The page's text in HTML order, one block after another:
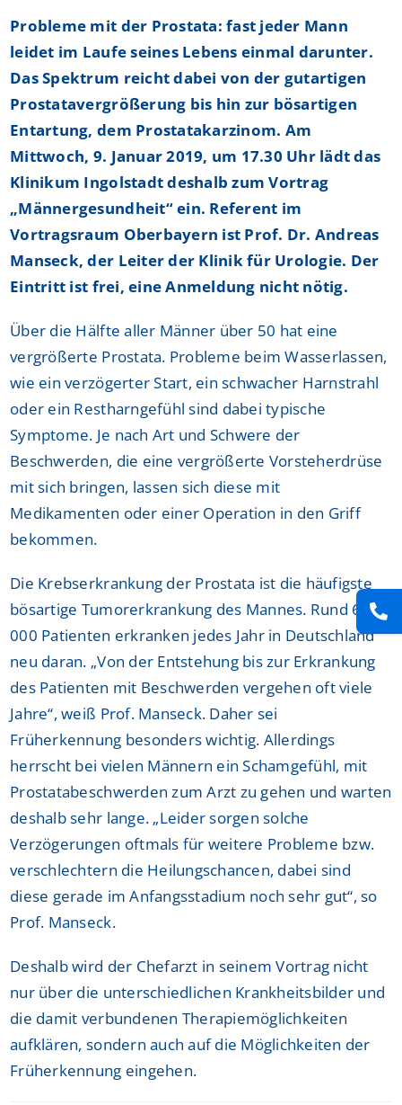
Probleme mit der Prostata: fast jeder Mann
leidet im Laufe seines Lebens einmal darunter.
Das Spektrum reicht dabei von der gutartigen
Prostatavergrößerung bis hin zur bösartigen
Entartung, dem Prostatakarzinom. Am
Mittwoch, 9. Januar 2019, um 17.30 Uhr lädt das
Klinikum Ingolstadt deshalb zum Vortrag
„Männergesundheit“ ein. Referent im
Vortragsraum Oberbayern ist Prof. Dr. Andreas
Manseck, der Leiter der Klinik für Urologie. Der
Eintritt ist frei, eine Anmeldung nicht nötig.
Über die Hälfte aller Männer über 50 hat eine
vergrößerte Prostata. Probleme beim Wasserlassen,
wie ein verzögerter Start, ein schwacher Harnstrahl
oder ein Restharngefühl sind dabei typische
Symptome. Je nach Art und Schwere der
Beschwerden, die eine vergrößerte Vorsteherdrüse
mit sich bringen, lassen sich diese mit
Medikamenten oder einer Operation in den Griff
bekommen.
Die Krebserkrankung der Prostata ist die häufigste
bösartige Tumorerkrankung des Mannes. Rund 67
000 Patienten erkranken jedes Jahr in Deutschland
neu daran. „Von der Entstehung bis zur Erkrankung
des Patienten mit Beschwerden vergehen oft viele
Jahre“, weiß Prof. Manseck. Daher sei
Früherkennung besonders wichtig. Allerdings
herrscht bei vielen Männern ein Schamgefühl, mit
Prostatabeschwerden zum Arzt zu gehen und warten
deshalb sehr lange. „Leider sorgen solche
Verzögerungen oftmals für weitere Probleme bzw.
verschlechtern die Heilungschancen, dabei sind
diese gerade im Anfangsstadium noch sehr gut“, so
Prof. Manseck.
Deshalb wird der Chefarzt in seinem Vortrag nicht
nur über die unterschiedlichen Krankheitsbilder und
die damit verbundenen Therapiemöglichkeiten
aufklären, sondern auch auf die Möglichkeiten der
Früherkennung eingehen.